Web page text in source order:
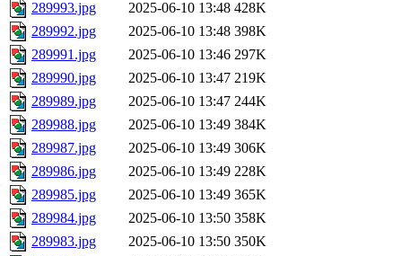
289993.jpg
2025-06-10 13:48 428K
289992.jpg
2025-06-10 13:48 398K
289991.jpg
2025-06-10 13:46 297K
289990.jpg
2025-06-10 13:47 219K
289989.jpg
2025-06-10 13:47 244K
289988.jpg
2025-06-10 13:49 384K
289987.jpg
2025-06-10 13:49 306K
289986.jpg
2025-06-10 13:49 228K
289985.jpg
2025-06-10 13:49 365K
289984.jpg
2025-06-10 13:50 358K
289983.jpg
2025-06-10 13:50 350K